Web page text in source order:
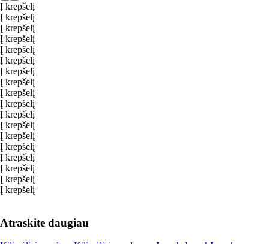
Į krepšelį
Į krepšelį
Į krepšelį
Į krepšelį
Į krepšelį
Į krepšelį
Į krepšelį
Į krepšelį
Į krepšelį
Į krepšelį
Į krepšelį
Į krepšelį
Į krepšelį
Į krepšelį
Į krepšelį
Į krepšelį
Į krepšelį
Į krepšelį
Atraskite daugiau